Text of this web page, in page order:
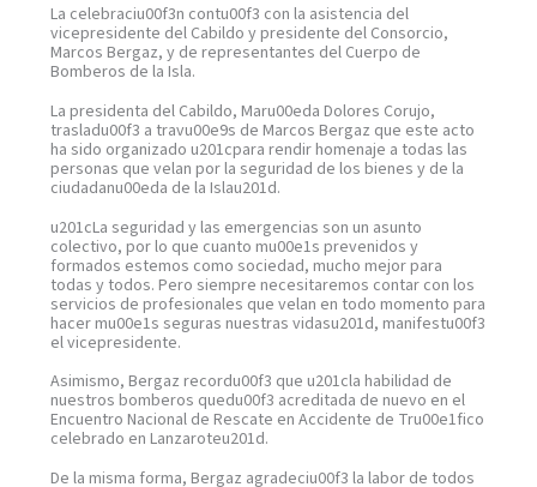
La celebraciu00f3n contu00f3 con la asistencia del
vicepresidente del Cabildo y presidente del Consorcio,
Marcos Bergaz, y de representantes del Cuerpo de
Bomberos de la Isla.
La presidenta del Cabildo, Maru00eda Dolores Corujo,
trasladu00f3 a travu00e9s de Marcos Bergaz que este acto
ha sido organizado u201cpara rendir homenaje a todas las
personas que velan por la seguridad de los bienes y de la
ciudadanu00eda de la Islau201d.
u201cLa seguridad y las emergencias son un asunto
colectivo, por lo que cuanto mu00e1s prevenidos y
formados estemos como sociedad, mucho mejor para
todas y todos. Pero siempre necesitaremos contar con los
servicios de profesionales que velan en todo momento para
hacer mu00e1s seguras nuestras vidasu201d, manifestu00f3
el vicepresidente.
Asimismo, Bergaz recordu00f3 que u201cla habilidad de
nuestros bomberos quedu00f3 acreditada de nuevo en el
Encuentro Nacional de Rescate en Accidente de Tru00e1fico
celebrado en Lanzaroteu201d.
De la misma forma, Bergaz agradeciu00f3 la labor de todos